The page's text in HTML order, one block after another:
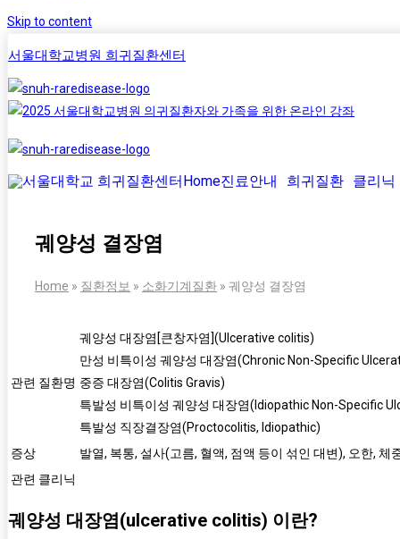
Skip to content
서울대학교병원 희귀질환센터
Home진료안내 희귀질환 클리닉
궤양성 결장염
Home » 질환정보 » 소화기계질환 » 궤양성 결장염
관련 질환명
궤양성 대장염[큰창자염](Ulcerative colitis)
만성 비특이성 궤양성 대장염(Chronic Non-Specific
중증 대장염(Colitis Gravis)
특발성 비특이성 궤양성 대장염(Idiopathic Non-Specific
특발성 직장결장염(Proctocolitis, Idiopathic)
증상
발열, 복통, 설사(고름, 혈액, 점액 등이 섞인 대변), 오한, 체
관련 클리닉
궤양성 대장염(ulcerative colitis) 이란?